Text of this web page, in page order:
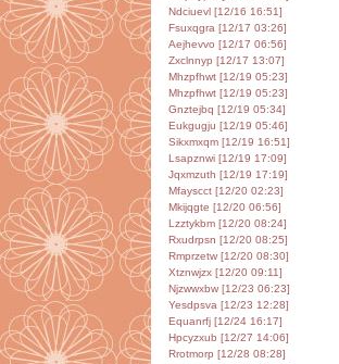
Ndciuevl [12/16 16:51]
Fsuxqgra [12/17 03:26]
Aejhevvo [12/17 06:56]
Zxclnnyp [12/17 13:07]
Mhzpfhwt [12/19 05:23]
Mhzpfhwt [12/19 05:23]
Gnztejbq [12/19 05:34]
Eukgugju [12/19 05:46]
Sikxmxqm [12/19 16:51]
Lsapznwi [12/19 17:09]
Jqxmzuth [12/19 17:19]
Mfayscct [12/20 02:23]
Mkijqgte [12/20 06:56]
Lzztykbm [12/20 08:24]
Rxudrpsn [12/20 08:25]
Rmprzetw [12/20 08:30]
Xtznwjzx [12/20 09:11]
Njzwwxbw [12/23 06:23]
Yesdpsva [12/23 12:28]
Equanrfj [12/24 16:17]
Hpcyzxub [12/27 14:06]
Rrotmorp [12/28 08:28]